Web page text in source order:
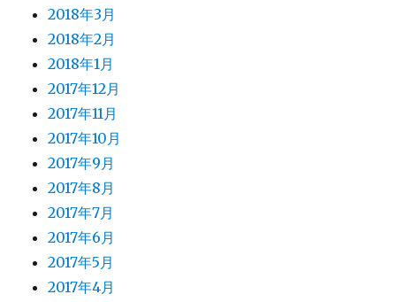
2018年3月
2018年2月
2018年1月
2017年12月
2017年11月
2017年10月
2017年9月
2017年8月
2017年7月
2017年6月
2017年5月
2017年4月